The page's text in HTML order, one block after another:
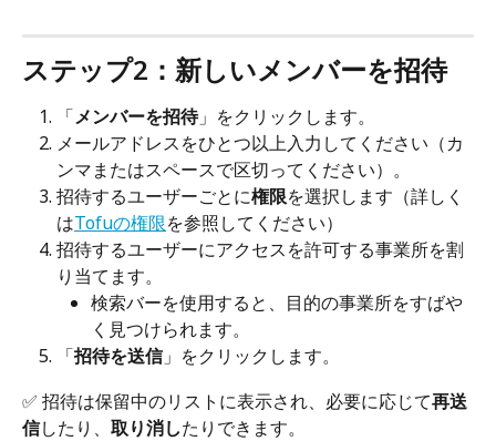
ステップ2：新しいメンバーを招待
「メンバーを招待」をクリックします。
メールアドレスをひとつ以上入力してください（カ
ンマまたはスペースで区切ってください）。
招待するユーザーごとに権限を選択します（詳しく
はTofuの権限を参照してください）
招待するユーザーにアクセスを許可する事業所を割
り当てます。
検索バーを使用すると、目的の事業所をすばや
く見つけられます。
「招待を送信」をクリックします。
✅ 招待は保留中のリストに表示され、必要に応じて再送
信したり、 取り消したりできます。